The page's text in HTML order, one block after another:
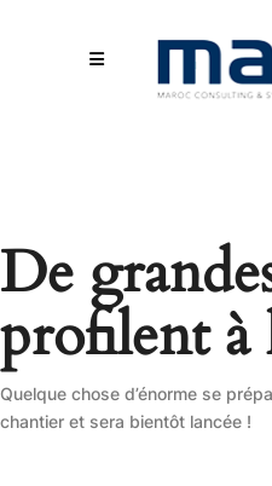
De
profilent à
Quelque chose d’énorme se
chantier et sera bientôt lancée !